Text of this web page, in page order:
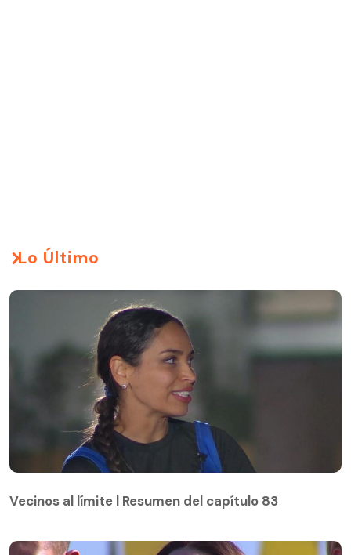
Lo Último
Vecinos al límite | Resumen del capítulo 83